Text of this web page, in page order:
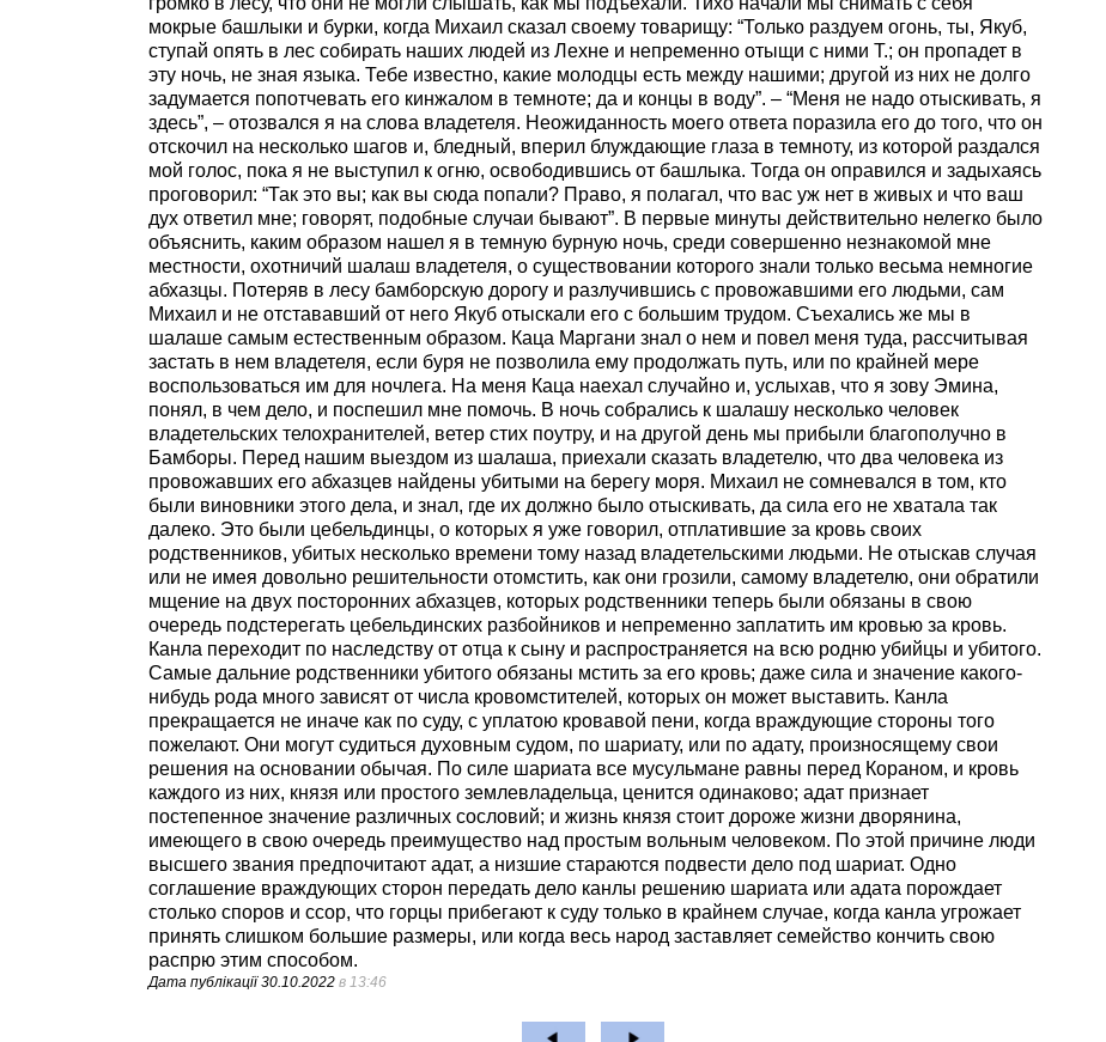
мокрые башлыки и бурки, когда Михаил сказал своему товарищу: “Только раздуем огонь, ты, Якуб,
ступай опять в лес собирать наших людей из Лехне и непременно отыщи с ними Т.; он пропадет в
эту ночь, не зная языка. Тебе известно, какие молодцы есть между нашими; другой из них не долго
задумается попотчевать его кинжалом в темноте; да и концы в воду”. – “Меня не надо отыскивать, я
здесь”, – отозвался я на слова владетеля. Неожиданность моего ответа поразила его до того, что он
отскочил на несколько шагов и, бледный, вперил блуждающие глаза в темноту, из которой раздался
мой голос, пока я не выступил к огню, освободившись от башлыка. Тогда он оправился и задыхаясь
проговорил: “Так это вы; как вы сюда попали? Право, я полагал, что вас уж нет в живых и что ваш
дух ответил мне; говорят, подобные случаи бывают”. В первые минуты действительно нелегко было
объяснить, каким образом нашел я в темную бурную ночь, среди совершенно незнакомой мне
местности, охотничий шалаш владетеля, о существовании которого знали только весьма немногие
абхазцы. Потеряв в лесу бамборскую дорогу и разлучившись с провожавшими его людьми, сам
Михаил и не отстававший от него Якуб отыскали его с большим трудом. Съехались же мы в
шалаше самым естественным образом. Каца Маргани знал о нем и повел меня туда, рассчитывая
застать в нем владетеля, если буря не позволила ему продолжать путь, или по крайней мере
воспользоваться им для ночлега. На меня Каца наехал случайно и, услыхав, что я зову Эмина,
понял, в чем дело, и поспешил мне помочь. В ночь собрались к шалашу несколько человек
владетельских телохранителей, ветер стих поутру, и на другой день мы прибыли благополучно в
Бамборы. Перед нашим выездом из шалаша, приехали сказать владетелю, что два человека из
провожавших его абхазцев найдены убитыми на берегу моря. Михаил не сомневался в том, кто
были виновники этого дела, и знал, где их должно было отыскивать, да сила его не хватала так
далеко. Это были цебельдинцы, о которых я уже говорил, отплатившие за кровь своих
родственников, убитых несколько времени тому назад владетельскими людьми. Не отыскав случая
или не имея довольно решительности отомстить, как они грозили, самому владетелю, они обратили
мщение на двух посторонних абхазцев, которых родственники теперь были обязаны в свою
очередь подстерегать цебельдинских разбойников и непременно заплатить им кровью за кровь.
Канла переходит по наследству от отца к сыну и распространяется на всю родню убийцы и убитого.
Самые дальние родственники убитого обязаны мстить за его кровь; даже сила и значение какого-
нибудь рода много зависят от числа кровомстителей, которых он может выставить. Канла
прекращается не иначе как по суду, с уплатою кровавой пени, когда враждующие стороны того
пожелают. Они могут судиться духовным судом, по шариату, или по адату, произносящему свои
решения на основании обычая. По силе шариата все мусульмане равны перед Кораном, и кровь
каждого из них, князя или простого землевладельца, ценится одинаково; адат признает
постепенное значение различных сословий; и жизнь князя стоит дороже жизни дворянина,
имеющего в свою очередь преимущество над простым вольным человеком. По этой причине люди
высшего звания предпочитают адат, а низшие стараются подвести дело под шариат. Одно
соглашение враждующих сторон передать дело канлы решению шариата или адата порождает
столько споров и ссор, что горцы прибегают к суду только в крайнем случае, когда канла угрожает
принять слишком большие размеры, или когда весь народ заставляет семейство кончить свою
распрю этим способом.
Дата публікації30.10.2022 в 13:46